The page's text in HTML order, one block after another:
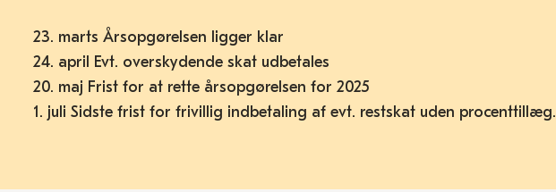
23. marts Årsopgørelsen ligger klar
24. april Evt. overskydende skat udbetales
20. maj Frist for at rette årsopgørelsen for 2025
1. juli Sidste frist for frivillig indbetaling af evt. restskat uden procenttillæg.